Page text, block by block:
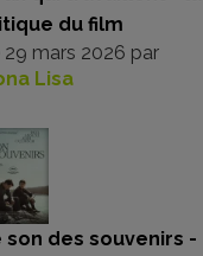
du film
29 mars 2026 par
Lisa
son des souvenirs -